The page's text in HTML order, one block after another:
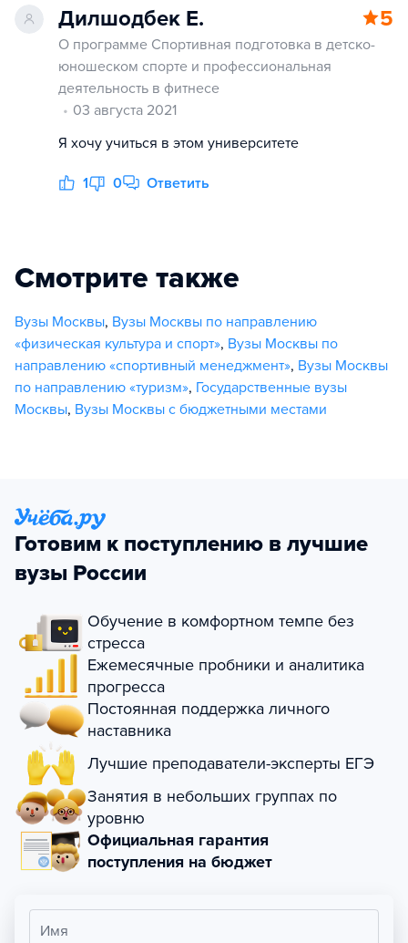
Дилшодбек Е. 5
О программе Спортивная подготовка в детско-
юношеском спорте и профессиональная
деятельность в фитнесе
03 августа 2021
Я хочу учиться в этом университете
1 0 Ответить
Смотрите также
Вузы Москвы, Вузы Москвы по направлению
«физическая культура и спорт», Вузы Москвы по
направлению «спортивный менеджмент», Вузы Москвы
по направлению «туризм», Государственные вузы
Москвы, Вузы Москвы с бюджетными местами
Готовим к поступлению в лучшие
вузы России
Обучение в комфортном темпе без
стресса
Ежемесячные пробники и аналитика
прогресса
Постоянная поддержка личного
наставника
Лучшие преподаватели-эксперты ЕГЭ
Занятия в небольших группах по
уровню
Официальная гарантия
поступления на бюджет
Имя